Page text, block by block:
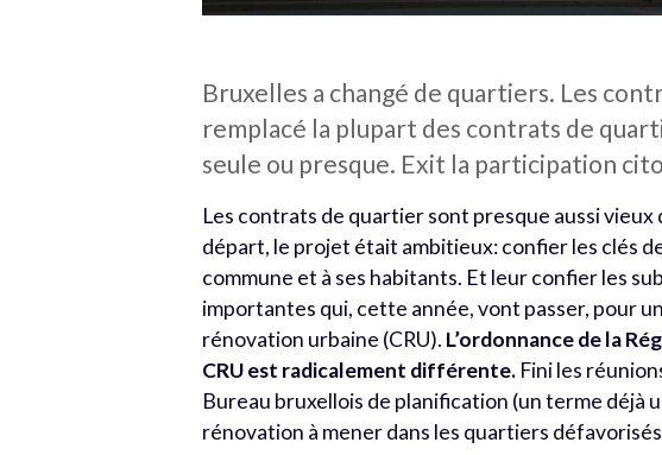
Bruxelles a changé de quartiers. Les
remplacé la plupart des contrats de
seule ou presque. Exit la participation
Les contrats de quartier sont presque aussi vieux
départ, le projet était ambitieux: confier les clés
commune et à ses habitants. Et leur confier les
importantes qui, cette année, vont passer, pour
rénovation urbaine (CRU). L’ordonnance de la
CRU est radicalement différente. Fini les
Bureau bruxellois de planification (un terme déjà
rénovation à mener dans les quartiers